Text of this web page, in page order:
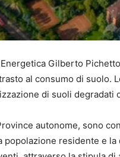
Gilberto
al consumo di suolo.
di suoli degradati
autonome, sono
residente e